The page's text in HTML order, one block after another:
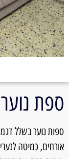
ספת נוער
ספות נוער בשלל